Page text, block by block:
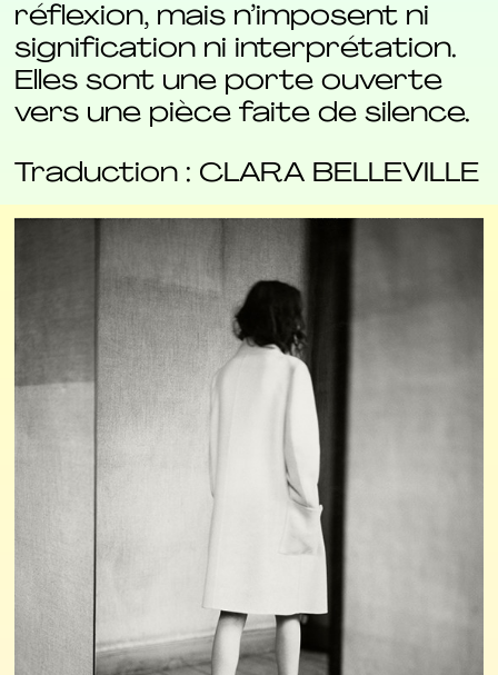
réflexion, mais n’imposent ni
signification ni interprétation.
Elles sont une porte ouverte
vers une pièce faite de silence.
Traduction : CLARA BELLEVILLE